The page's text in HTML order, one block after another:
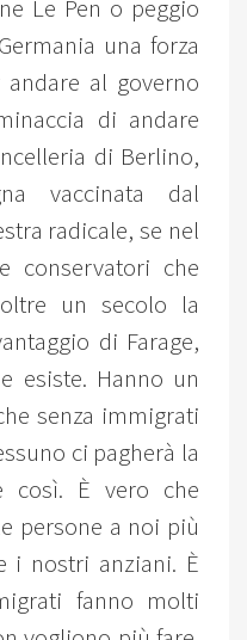
Le Pen o peggio
una forza
al governo
di andare
di Berlino,
vaccinata dal
radicale, se nel
conservatori che
un secolo la
di Farage,
esiste. Hanno un
senza immigrati
ci pagherà la
così. È vero che
persone a noi più
i nostri anziani. È
fanno molti